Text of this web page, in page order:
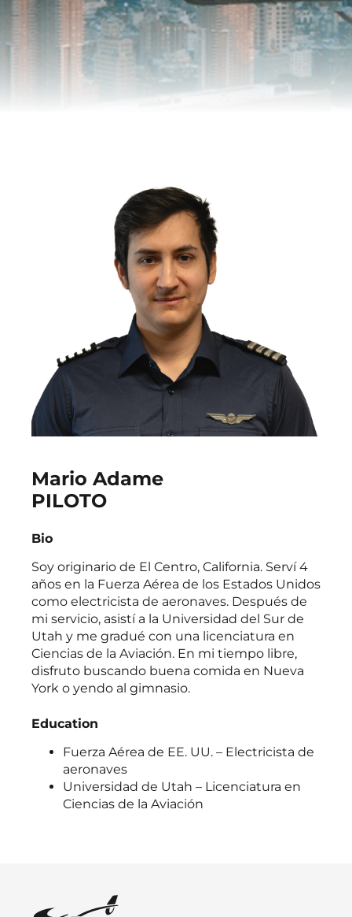
Mario Adame
PILOTO
Bio
Soy originario de El Centro, California. Serví 4
años en la Fuerza Aérea de los Estados Unidos
como electricista de aeronaves. Después de
mi servicio, asistí a la Universidad del Sur de
Utah y me gradué con una licenciatura en
Ciencias de la Aviación. En mi tiempo libre,
disfruto buscando buena comida en Nueva
York o yendo al gimnasio.
Education
Fuerza Aérea de EE. UU. – Electricista de
aeronaves
Universidad de Utah – Licenciatura en
Ciencias de la Aviación